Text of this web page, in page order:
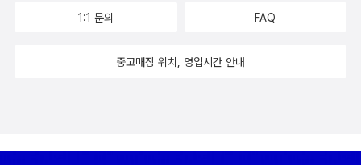
지 않고 넘어지지 않으려고 긴장하는 것이 싫다.” (『한 사람을 위한
것이다.”(『한 사람을 위한 마음』, 134쪽)​그러다 이런 소설을 읽으며
때부터 무언가를 열심히 하는 것을 싫어했습니다......... 지금 생각해
워했던 겁쟁이였던 거죠......... 그렇게 하면 나쁜 결과를 어렵지 않게
다. 시도하다 실패하면 속상하다. 당연하다. 나는 커다란 마음을 지닌
용기가 생긴다. 욕심내서 아주 큰 동그라미를 그리며 찌그러지고 잘
1:1 문의 FAQ
중고매장 위치, 영업시간 안내